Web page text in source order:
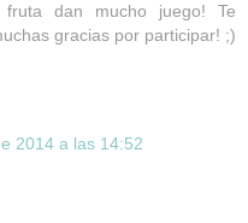
dan mucho juego! Te
gracias por participar! ;)
2014 a las 14:52